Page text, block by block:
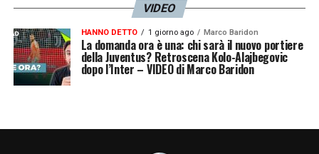
VIDEO
HANNO DETTO 1 giorno ago Marco Baridon
La domanda ora è una: chi sarà il nuovo portiere
della Juventus? Retroscena Kolo-Alajbegovic
dopo l’Inter – VIDEO di Marco Baridon